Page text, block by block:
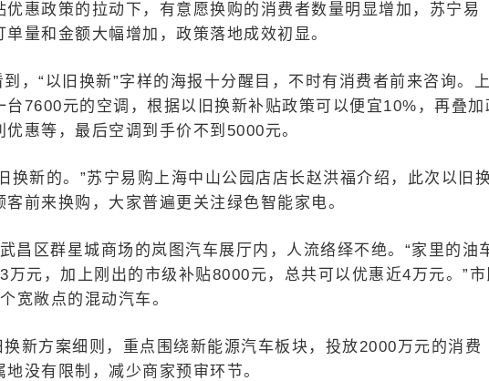
惠政策的拉动下，有意愿换购的消费者数量明显增加，苏宁易
量和金额大幅增加，政策落地成效初显。
，“以旧换新”字样的海报十分醒目，不时有消费者前来咨询。
7600元的空调，根据以旧换新补贴政策可以便宜10%，再叠加
惠等，最后空调到手价不到5000元。
换新的。”苏宁易购上海中山公园店店长赵洪福介绍，此次以旧
前来换购，大家普遍更关注绿色智能家电。
昌区群星城商场的岚图汽车展厅内，人流络绎不绝。“家里的油
万元，加上刚出的市级补贴8000元，总共可以优惠近4万元。”
宽敞点的混动汽车。
新方案细则，重点围绕新能源汽车板块，投放2000万元的消费
没有限制，减少商家预审环节。